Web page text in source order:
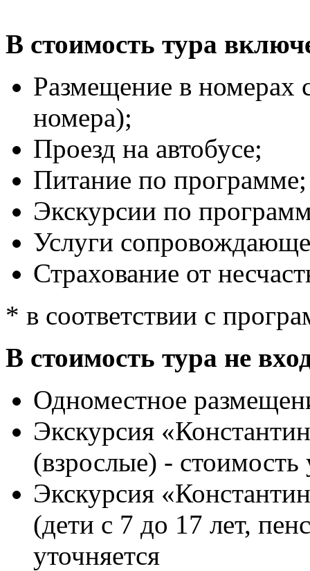
В стоимость тура
Размещение в номерах
номера);
Проезд на автобусе;
Питание по программе;
Экскурсии по
Услуги
Страхование от
* в соответствии с
В стоимость тура не
Одноместное
Экскурсия
(взрослые) - стоимость
Экскурсия
(дети с 7 до 17 лет,
уточняется